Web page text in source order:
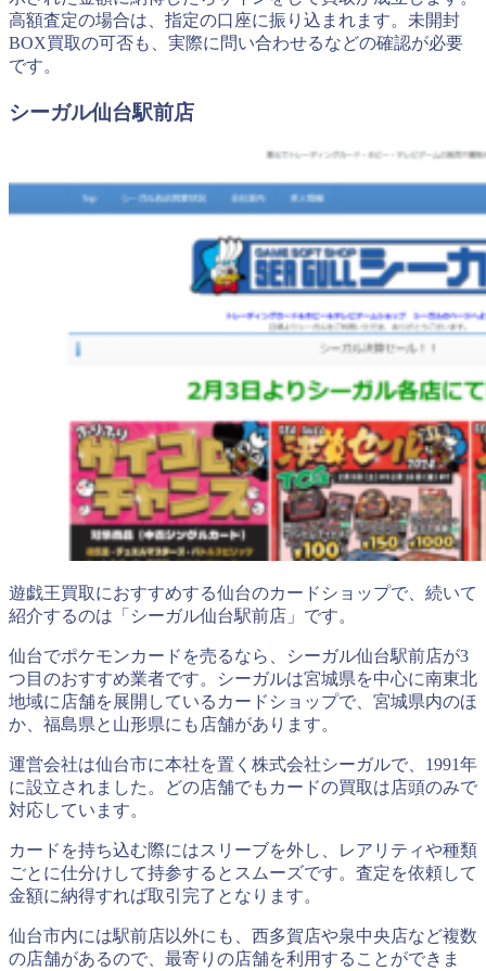
高額査定の場合は、指定の口座に振り込まれます。未開封
BOX買取の可否も、実際に問い合わせるなどの確認が必要
です。
シーガル仙台駅前店
遊戯王買取におすすめする仙台のカードショップで、続いて
紹介するのは「シーガル仙台駅前店」です。
仙台でポケモンカードを売るなら、シーガル仙台駅前店が3
つ目のおすすめ業者です。シーガルは宮城県を中心に南東北
地域に店舗を展開しているカードショップで、宮城県内のほ
か、福島県と山形県にも店舗があります。
運営会社は仙台市に本社を置く株式会社シーガルで、1991年
に設立されました。どの店舗でもカードの買取は店頭のみで
対応しています。
カードを持ち込む際にはスリーブを外し、レアリティや種類
ごとに仕分けして持参するとスムーズです。査定を依頼して
金額に納得すれば取引完了となります。
仙台市内には駅前店以外にも、西多賀店や泉中央店など複数
の店舗があるので、最寄りの店舗を利用することができま